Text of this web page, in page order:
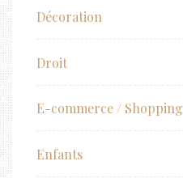
Décoration
Droit
E-commerce / Shopping
Enfants